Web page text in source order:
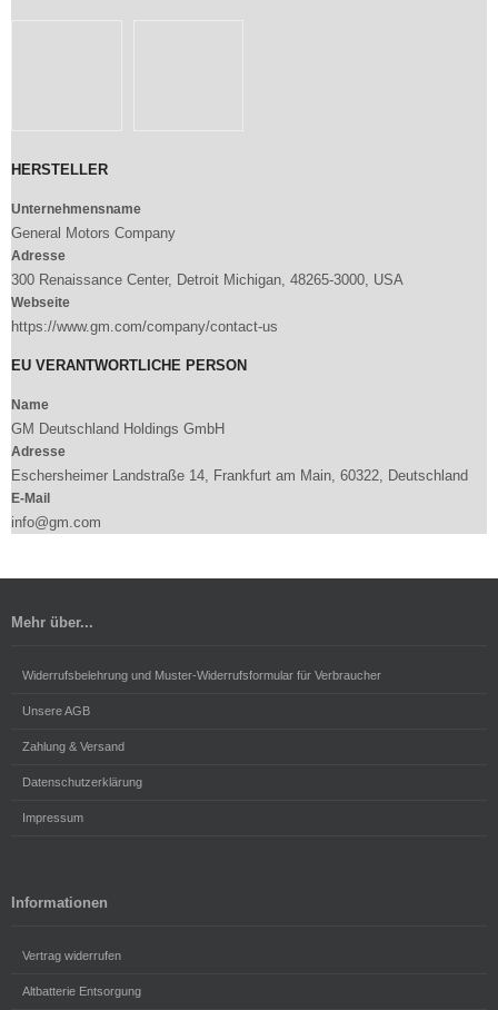
HERSTELLER
Unternehmensname
General Motors Company
Adresse
300 Renaissance Center, Detroit Michigan, 48265-3000, USA
Webseite
https://www.gm.com/company/contact-us
EU VERANTWORTLICHE PERSON
Name
GM Deutschland Holdings GmbH
Adresse
Eschersheimer Landstraße 14, Frankfurt am Main, 60322, Deutschland
E-Mail
info@gm.com
Mehr über...
Widerrufsbelehrung und Muster-Widerrufsformular für Verbraucher
Unsere AGB
Zahlung & Versand
Datenschutzerklärung
Impressum
Informationen
Vertrag widerrufen
Altbatterie Entsorgung